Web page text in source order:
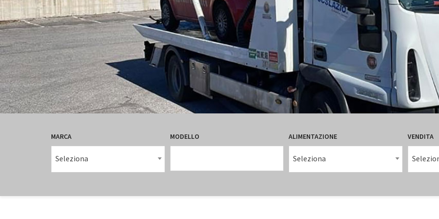
MARCA
Seleziona
MODELLO ALIMENTAZIONE
Seleziona
VENDITA